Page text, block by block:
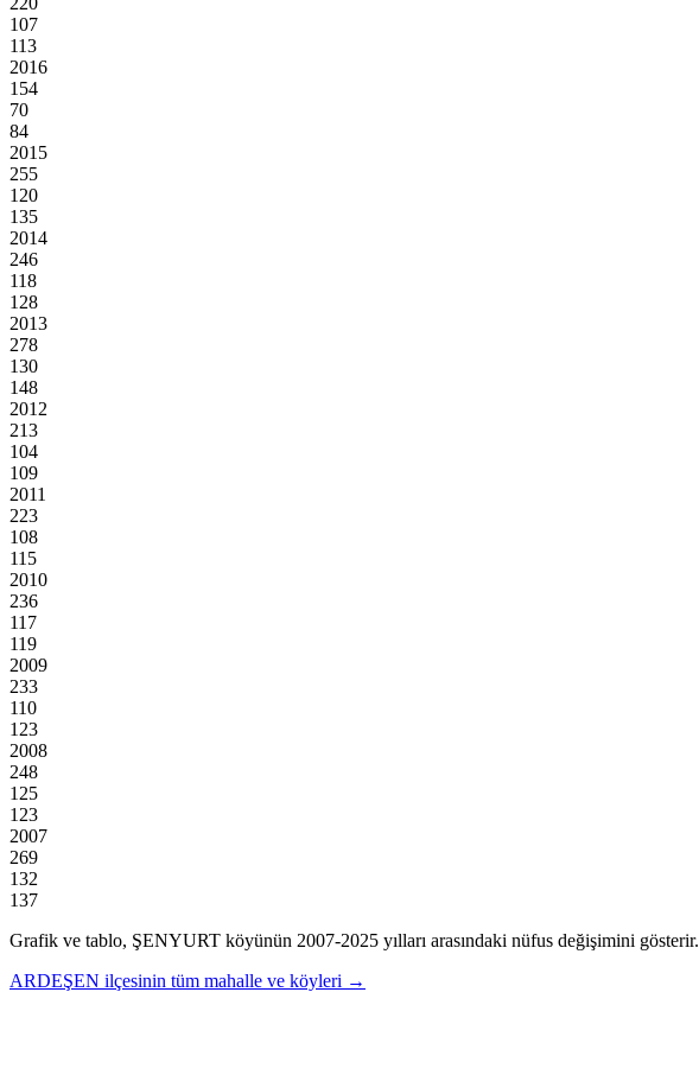
107
113
2016
154
70
84
2015
255
120
135
2014
246
118
128
2013
278
130
148
2012
213
104
109
2011
223
108
115
2010
236
117
119
2009
233
110
123
2008
248
125
123
2007
269
132
137
Grafik ve tablo, ŞENYURT köyünün 2007-2025 yılları arasındaki nüfus değişimini gösterir.
ARDEŞEN ilçesinin tüm mahalle ve köyleri →